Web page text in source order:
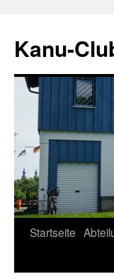
springen
Kanu-
Startseite